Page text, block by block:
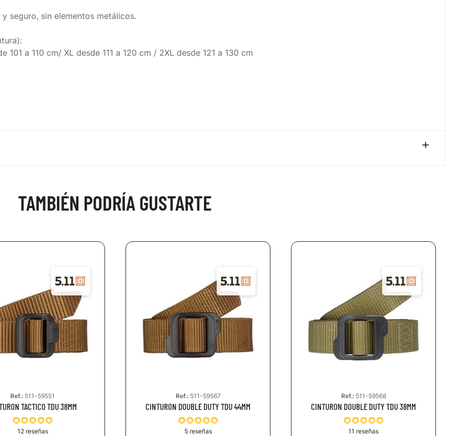
seguro, sin elementos metálicos.
a 110 cm/ XL desde 111 a 120 cm / 2XL desde 121 a 130 cm
TAMBIÉN PODRÍA GUSTARTE
Ref.: 511-59551
TACTICO TDU 38MM
12 reseñas
Ref.:511-59567
CINTURON DOUBLE DUTY TDU 44MM
5 reseñas
Ref.:511-59568
CINTURON DOUBLE DUTY TDU 38MM
11 reseñas